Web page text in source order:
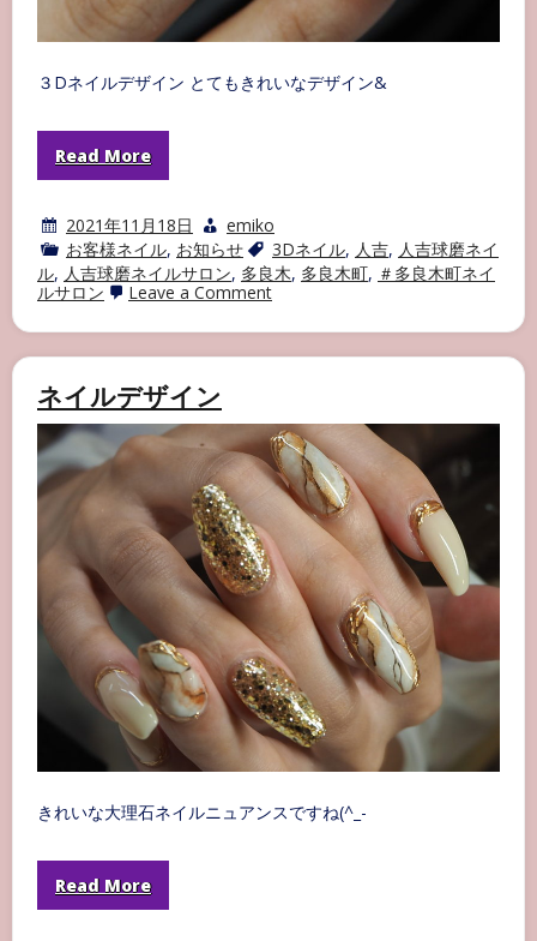
３Dネイルデザイン とてもきれいなデザイン&
Read More
2021年11月18日
emiko
お客様ネイル, お知らせ 3Dネイル, 人吉, 人吉球磨ネイ
ル, 人吉球磨ネイルサロン, 多良木, 多良木町, ＃多良木町ネイ
ルサロン
Leave a Commenton
ネ
イ
ン
ネイルデザイン
きれいな大理石ネイルニュアンスですね(^_-
Read More